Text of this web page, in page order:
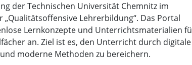
der Technischen Universität Chemnitz im
„Qualitätsoffensive Lehrerbildung“. Das Portal
Lernkonzepte und Unterrichtsmaterialien
an. Ziel ist es, den Unterricht durch digitale
moderne Methoden zu bereichern.